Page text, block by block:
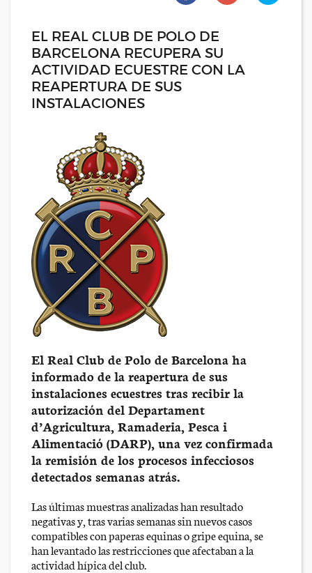
EL REAL CLUB DE POLO DE
BARCELONA RECUPERA SU
ACTIVIDAD ECUESTRE CON LA
REAPERTURA DE SUS
INSTALACIONES
El Real Club de Polo de Barcelona ha
informado de la reapertura de sus
instalaciones ecuestres tras recibir la
autorización del Departament
d’Agricultura, Ramaderia, Pesca i
Alimentació (DARP), una vez confirmada
la remisión de los procesos infecciosos
detectados semanas atrás.
Las últimas muestras analizadas han resultado
negativas y, tras varias semanas sin nuevos casos
compatibles con paperas equinas o gripe equina, se
han levantado las restricciones que afectaban a la
actividad hípica del club.